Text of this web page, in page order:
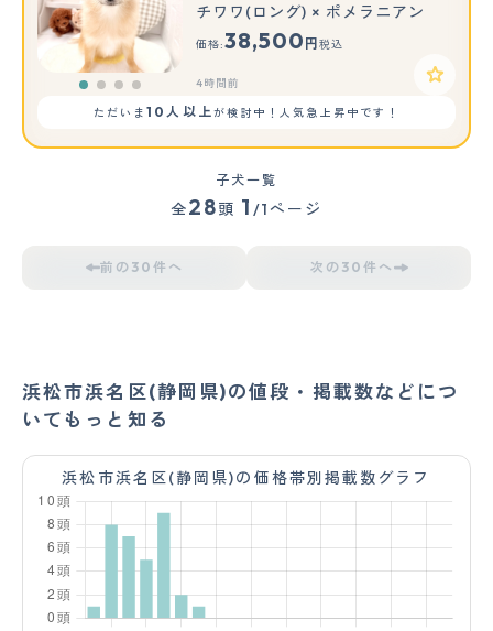
チワワ(ロング) × ポメラニアン
価格:38,500 円 税込
4時間前
ただいま10人以上が検討中！人気急上昇中です！
子犬一覧
全28頭 1 /1ページ
前の30件へ 次の30件へ
浜松市浜名区(静岡県)の値段・掲載数などにつ
いてもっと知る
浜松市浜名区(静岡県)の価格帯別掲載数グラフ